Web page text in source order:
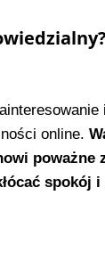
online.
spokój